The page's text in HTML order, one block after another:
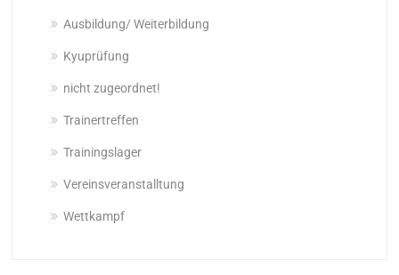
Ausbildung/ Weiterbildung
Kyuprüfung
nicht zugeordnet!
Trainertreffen
Trainingslager
Vereinsveranstalltung
Wettkampf